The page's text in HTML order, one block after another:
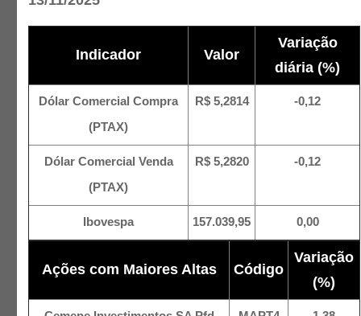
Indicador Valor
Variação
diária (%)
Dólar Comercial Compra
(PTAX)
R$ 5,2814 -0,12
Dólar Comercial Venda
(PTAX)
R$ 5,2820 -0,12
Ibovespa 157.039,95 0,00
Ações com Maiores Altas Código
Variação
(%)